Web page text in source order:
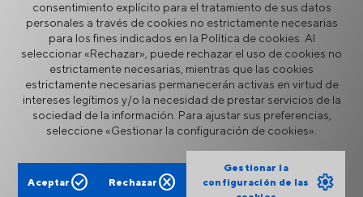
Aviso Legal
Privacidad
Política de Cookies
Portal de proveedores
Línea directa de ética
Formulario de contacto
TEMSA es un proveedor de movilidad centrado en las personas
vida sin interrupciones.
Copyright © 2025
consentimiento explícito para el tratamiento de sus datos
personales a través de cookies no estrictamente necesarias
para los fines indicados en la Política de cookies. Al
seleccionar «Rechazar», puede rechazar el uso de cookies no
estrictamente necesarias, mientras que las cookies
estrictamente necesarias permanecerán activas en virtud de
intereses legítimos y/o la necesidad de prestar servicios de la
sociedad de la información. Para ajustar sus preferencias,
seleccione «Gestionar la configuración de cookies».
Aceptar check_circle Rechazar cancel
Gestionar la
configuración de las
settings